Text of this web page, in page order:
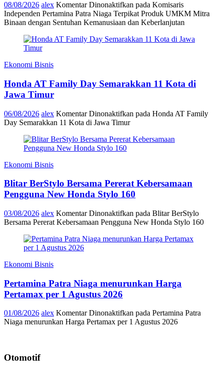
08/08/2026 alex Komentar Dinonaktifkan pada Komisaris
Independen Pertamina Patra Niaga Terpikat Produk UMKM Mitra
Binaan dengan Sentuhan Kemanusiaan dan Keberlanjutan
Ekonomi Bisnis
Honda AT Family Day Semarakkan 11 Kota di
Jawa Timur
06/08/2026 alex Komentar Dinonaktifkan pada Honda AT Family
Day Semarakkan 11 Kota di Jawa Timur
Ekonomi Bisnis
Blitar BerStylo Bersama Pererat Kebersamaan
Pengguna New Honda Stylo 160
03/08/2026 alex Komentar Dinonaktifkan pada Blitar BerStylo
Bersama Pererat Kebersamaan Pengguna New Honda Stylo 160
Ekonomi Bisnis
Pertamina Patra Niaga menurunkan Harga
Pertamax per 1 Agustus 2026
01/08/2026 alex Komentar Dinonaktifkan pada Pertamina Patra
Niaga menurunkan Harga Pertamax per 1 Agustus 2026
Otomotif